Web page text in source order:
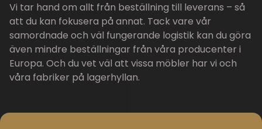
Vi tar hand om allt från beställning till leverans – så
att du kan fokusera på annat. Tack vare vår
samordnade och väl fungerande logistik kan du göra
även mindre beställningar från våra producenter i
Europa. Och du vet väl att vissa möbler har vi och
våra fabriker på lagerhyllan.